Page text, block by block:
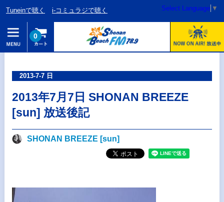
Tuneinで聴く i-コミュラジで聴く Select Language ▼
0
2013-7-7 日
2013年7月7日 SHONAN BREEZE
[sun] 放送後記
SHONAN BREEZE [sun]